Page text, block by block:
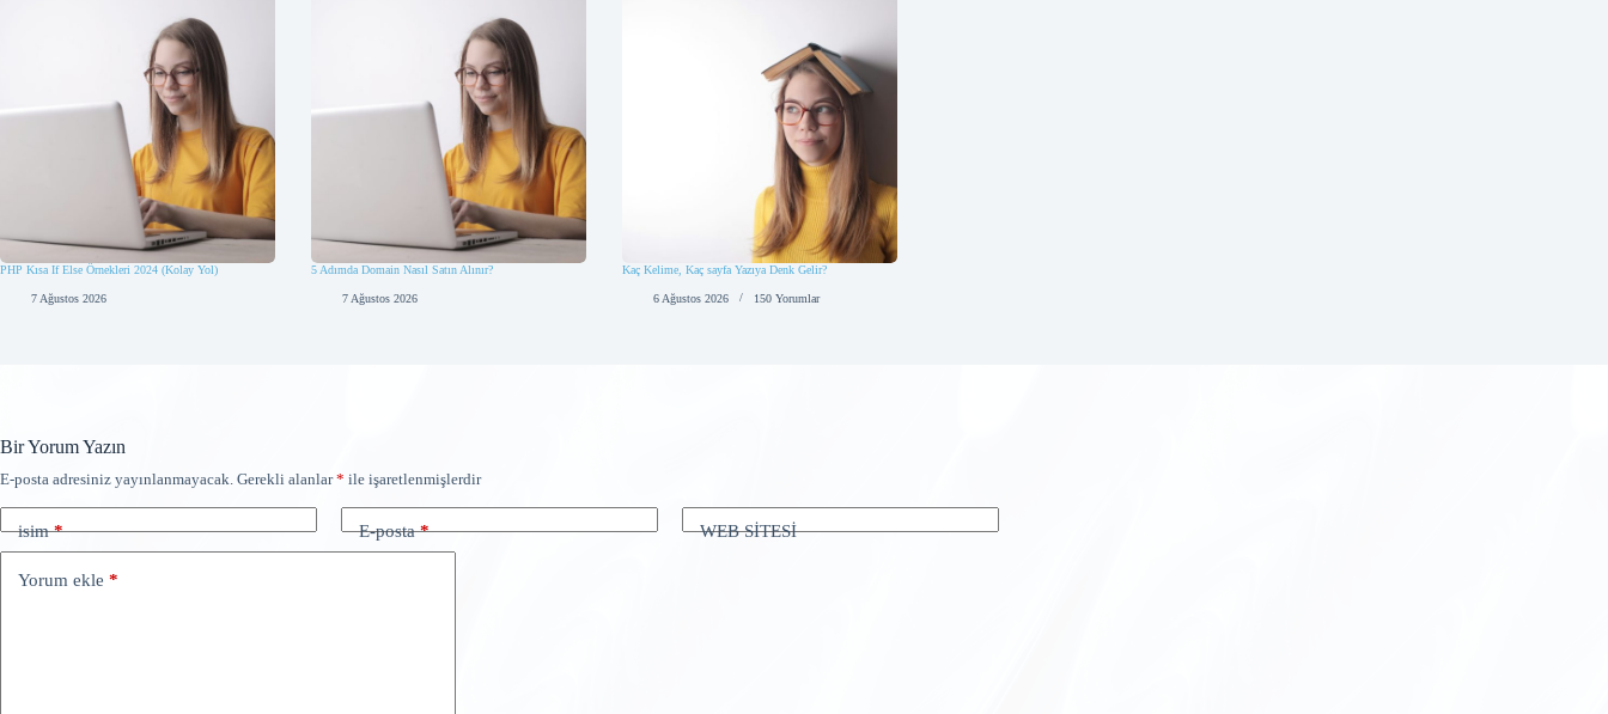
PHP Kısa If Else Örnekleri 2024 (Kolay Yol)
7 Ağustos 2026
5 Adımda Domain Nasıl Satın Alınır?
7 Ağustos 2026
Kaç Kelime, Kaç sayfa Yazıya Denk Gelir?
6 Ağustos 2026 150 Yorumlar
Bir Yorum Yazın
E-posta adresiniz yayınlanmayacak. Gerekli alanlar* ile işaretlenmişlerdir
isim* E-posta* WEB SİTESİ
Yorum ekle *